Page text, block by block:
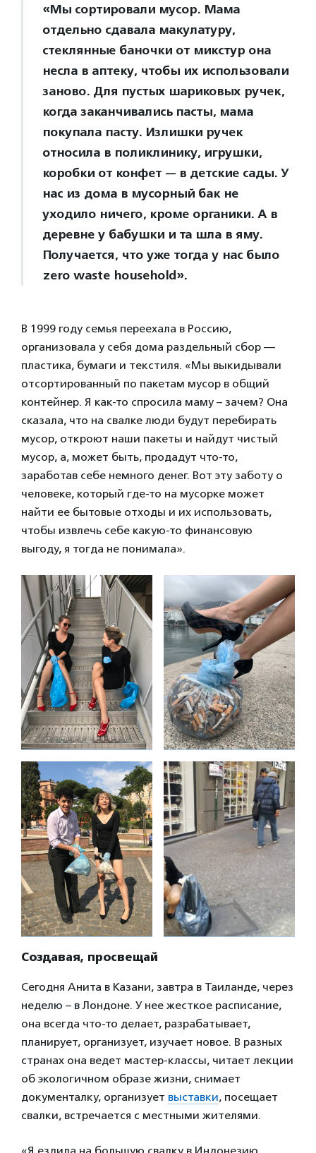
«Мы сортировали мусор. Мама
отдельно сдавала макулатуру,
стеклянные баночки от микстур она
несла в аптеку, чтобы их использовали
заново. Для пустых шариковых ручек,
когда заканчивались пасты, мама
покупала пасту. Излишки ручек
относила в поликлинику, игрушки,
коробки от конфет — в детские сады. У
нас из дома в мусорный бак не
уходило ничего, кроме органики. А в
деревне у бабушки и та шла в яму.
Получается, что уже тогда у нас было
zero waste household».
В 1999 году семья переехала в Россию,
организовала у себя дома раздельный сбор —
пластика, бумаги и текстиля. «Мы выкидывали
отсортированный по пакетам мусор в общий
контейнер. Я как-то спросила маму – зачем? Она
сказала, что на свалке люди будут перебирать
мусор, откроют наши пакеты и найдут чистый
мусор, а, может быть, продадут что-то,
заработав себе немного денег. Вот эту заботу о
человеке, который где-то на мусорке может
найти ее бытовые отходы и их использовать,
чтобы извлечь себе какую-то финансовую
выгоду, я тогда не понимала».
Создавая, просвещай
Сегодня Анита в Казани, завтра в Таиланде, через
неделю – в Лондоне. У нее жесткое расписание,
она всегда что-то делает, разрабатывает,
планирует, организует, изучает новое. В разных
странах она ведет мастер-классы, читает лекции
об экологичном образе жизни, снимает
документалку, организует выставки, посещает
свалки, встречается с местными жителями.